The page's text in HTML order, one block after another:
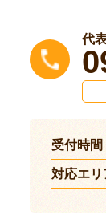
代
受付時間
対応エリ